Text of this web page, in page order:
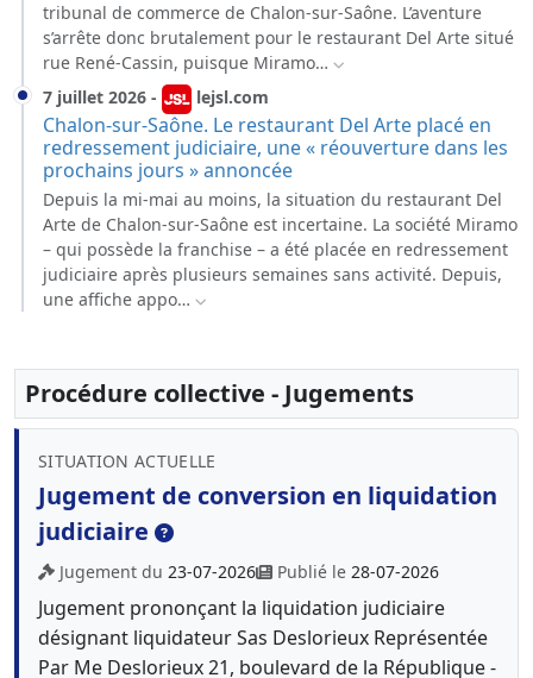
tribunal de commerce de Chalon-sur-Saône. L’aventure
s’arrête donc brutalement pour le restaurant Del Arte situé
rue René-Cassin, puisque Miramo…
7 juillet 2026 - lejsl.com
Chalon-sur-Saône. Le restaurant Del Arte placé en
redressement judiciaire, une « réouverture dans les
prochains jours » annoncée
Depuis la mi-mai au moins, la situation du restaurant Del
Arte de Chalon-sur-Saône est incertaine. La société Miramo
– qui possède la franchise – a été placée en redressement
judiciaire après plusieurs semaines sans activité. Depuis,
une affiche appo…
Procédure collective - Jugements
SITUATION ACTUELLE
Jugement de conversion en liquidation
judiciaire
Jugement du 23-07-2026 Publié le 28-07-2026
Jugement prononçant la liquidation judiciaire
désignant liquidateur Sas Deslorieux Représentée
Par Me Deslorieux 21, boulevard de la République -